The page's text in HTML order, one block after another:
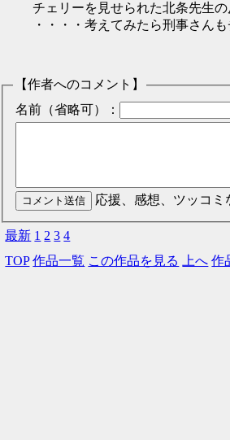
チェリーを見せられた北条先生の
・・・・考えてみたら刑事さん
【作者へのコメント】
名前（省略可）：
応援、感想、ツッコ
最新 1 2 3 4
TOP 作品一覧 この作品を見る 上へ 作